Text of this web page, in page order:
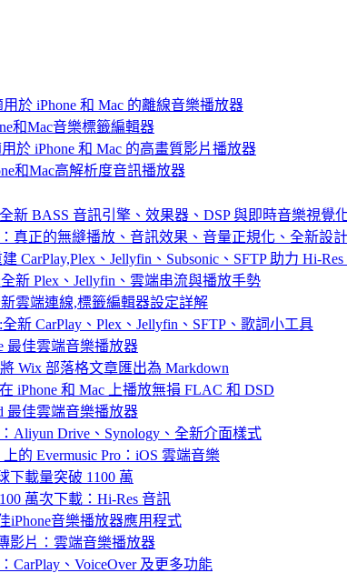
用於 iPhone 和 Mac 的離線音樂播放器
和Mac音樂標籤編輯器
用於 iPhone 和 Mac 的高畫質影片播放器
和Mac高解析度音訊播放器
新 BASS 音訊引擎、效果器、DSP 與即時音樂視覺
：真正的無縫播放、音訊效果、音量正規化、全新設
CarPlay,Plex、Jellyfin、Subsonic、SFTP 助力 Hi-
全新 Plex、Jellyfin、雲端串流與播放手勢
新雲端連線,標籤編輯器設定詳解
全新 CarPlay、Plex、Jellyfin、SFTP、歌詞小工具
最佳雲端音樂播放器
Wix 部落格文章匯出為 Markdown
iPhone 和 Mac 上播放無損 FLAC 和 DSD
最佳雲端音樂播放器
：Aliyun Drive、Synology、全新介面樣式
上的 Evermusic Pro：iOS 雲端音樂
下載量突破 1100 萬
萬次下載：Hi-Res 音訊
iPhone音樂播放器應用程式
影片：雲端音樂播放器
CarPlay、VoiceOver 及更多功能